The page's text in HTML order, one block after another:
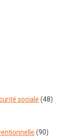
sociale (48)
(90)